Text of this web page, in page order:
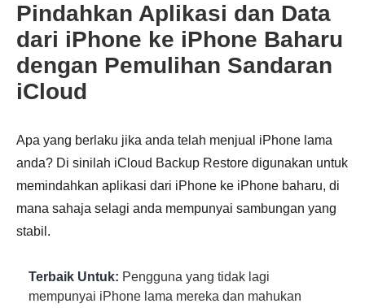
Pindahkan Aplikasi dan Data
dari iPhone ke iPhone Baharu
dengan Pemulihan Sandaran
iCloud
Apa yang berlaku jika anda telah menjual iPhone lama
anda? Di sinilah iCloud Backup Restore digunakan untuk
memindahkan aplikasi dari iPhone ke iPhone baharu, di
mana sahaja selagi anda mempunyai sambungan yang
stabil.
Terbaik Untuk: Pengguna yang tidak lagi
mempunyai iPhone lama mereka dan mahukan